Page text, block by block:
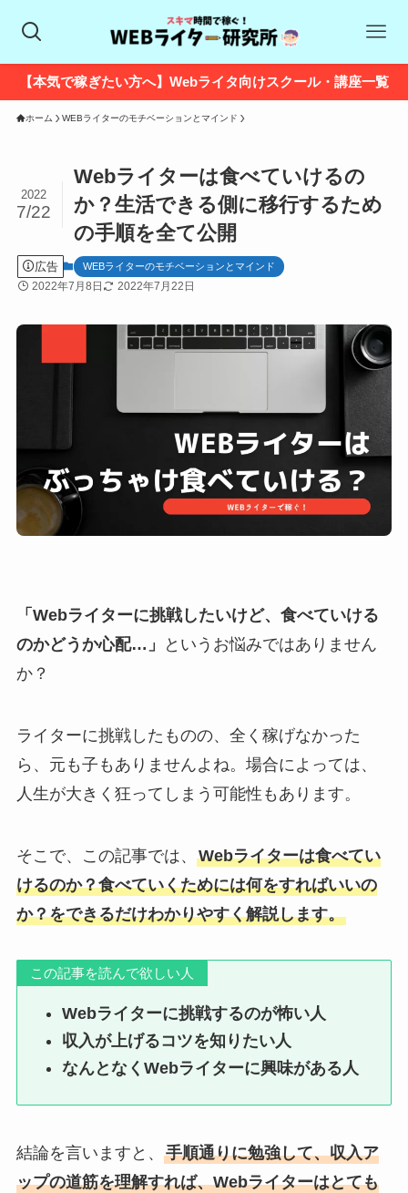
【本気で稼ぎたい方へ】Webライタ向けスクール・講座一覧
ホーム WEBライターのモチベーションとマインド
Webライターは食べていけるの
か？生活できる側に移行するため
の手順を全て公開
2022
7/22
広告 WEBライターのモチベーションとマインド
2022年7月8日 2022年7月22日
「Webライターに挑戦したいけど、食べていける
のかどうか心配…」
というお悩みではありません
か？
ライターに挑戦したものの、全く稼げなかった
ら、元も子もありませんよね。場合によっては、
人生が大きく狂ってしまう可能性もあります。
そこで、この記事では、 Webライターは食べてい
けるのか？食べていくためには何をすればいいの
か？をできるだけわかりやすく解説します。
この記事を読んで欲しい人
Webライターに挑戦するのが怖い人
収入が上げるコツを知りたい人
なんとなくWebライターに興味がある人
結論を言いますと、 手順通りに勉強して、収入ア
ップの道筋を理解すれば、Webライターはとても